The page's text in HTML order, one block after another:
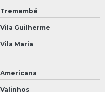
Tremembé
Vila Guilherme
Vila Maria
Americana
Valinhos